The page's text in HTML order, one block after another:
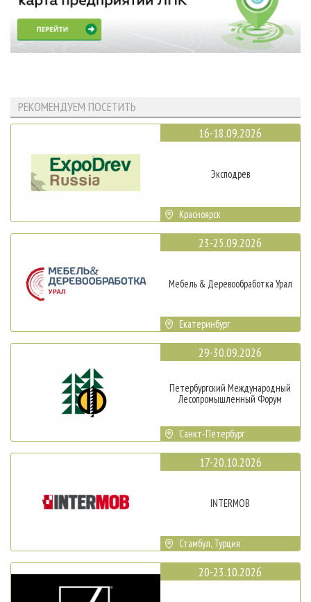
РЕКОМЕНДУЕМ ПОСЕТИТЬ
16-18.09.2026
Эксподрев
Красноярск
23-25.09.2026
Мебель & Деревообработка Урал
Екатеринбург
29-30.09.2026
Петербургский Международный
Лесопромышленный Форум
Санкт-Петербург
17-20.10.2026
INTERMOB
Стамбул, Турция
20-23.10.2026